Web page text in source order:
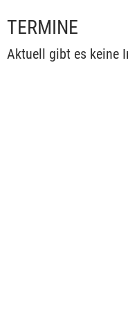
TERMINE
Aktuell gibt es keine